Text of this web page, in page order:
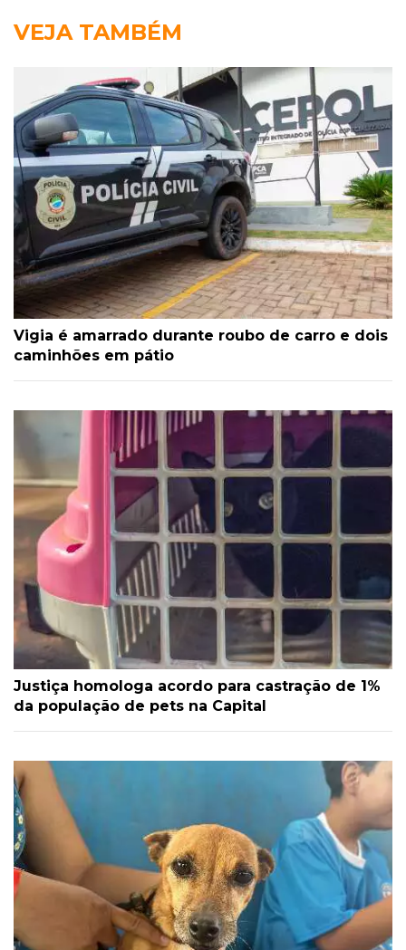
VEJA TAMBÉM
Vigia é amarrado durante roubo de carro e dois
caminhões em pátio
Justiça homologa acordo para castração de 1%
da população de pets na Capital